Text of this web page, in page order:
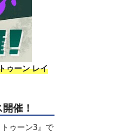
ゥーン レイ
催！
ゥーン3』で